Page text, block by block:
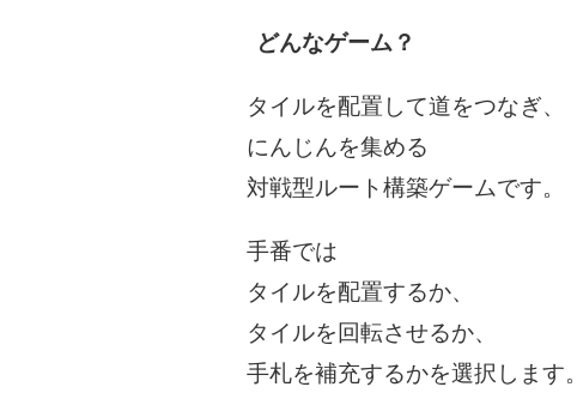
どんなゲーム？
タイルを配置して道をつなぎ、
にんじんを集める
対戦型ルート構築ゲームです。
手番では
タイルを配置するか、
タイルを回転させるか、
手札を補充するかを選択します。